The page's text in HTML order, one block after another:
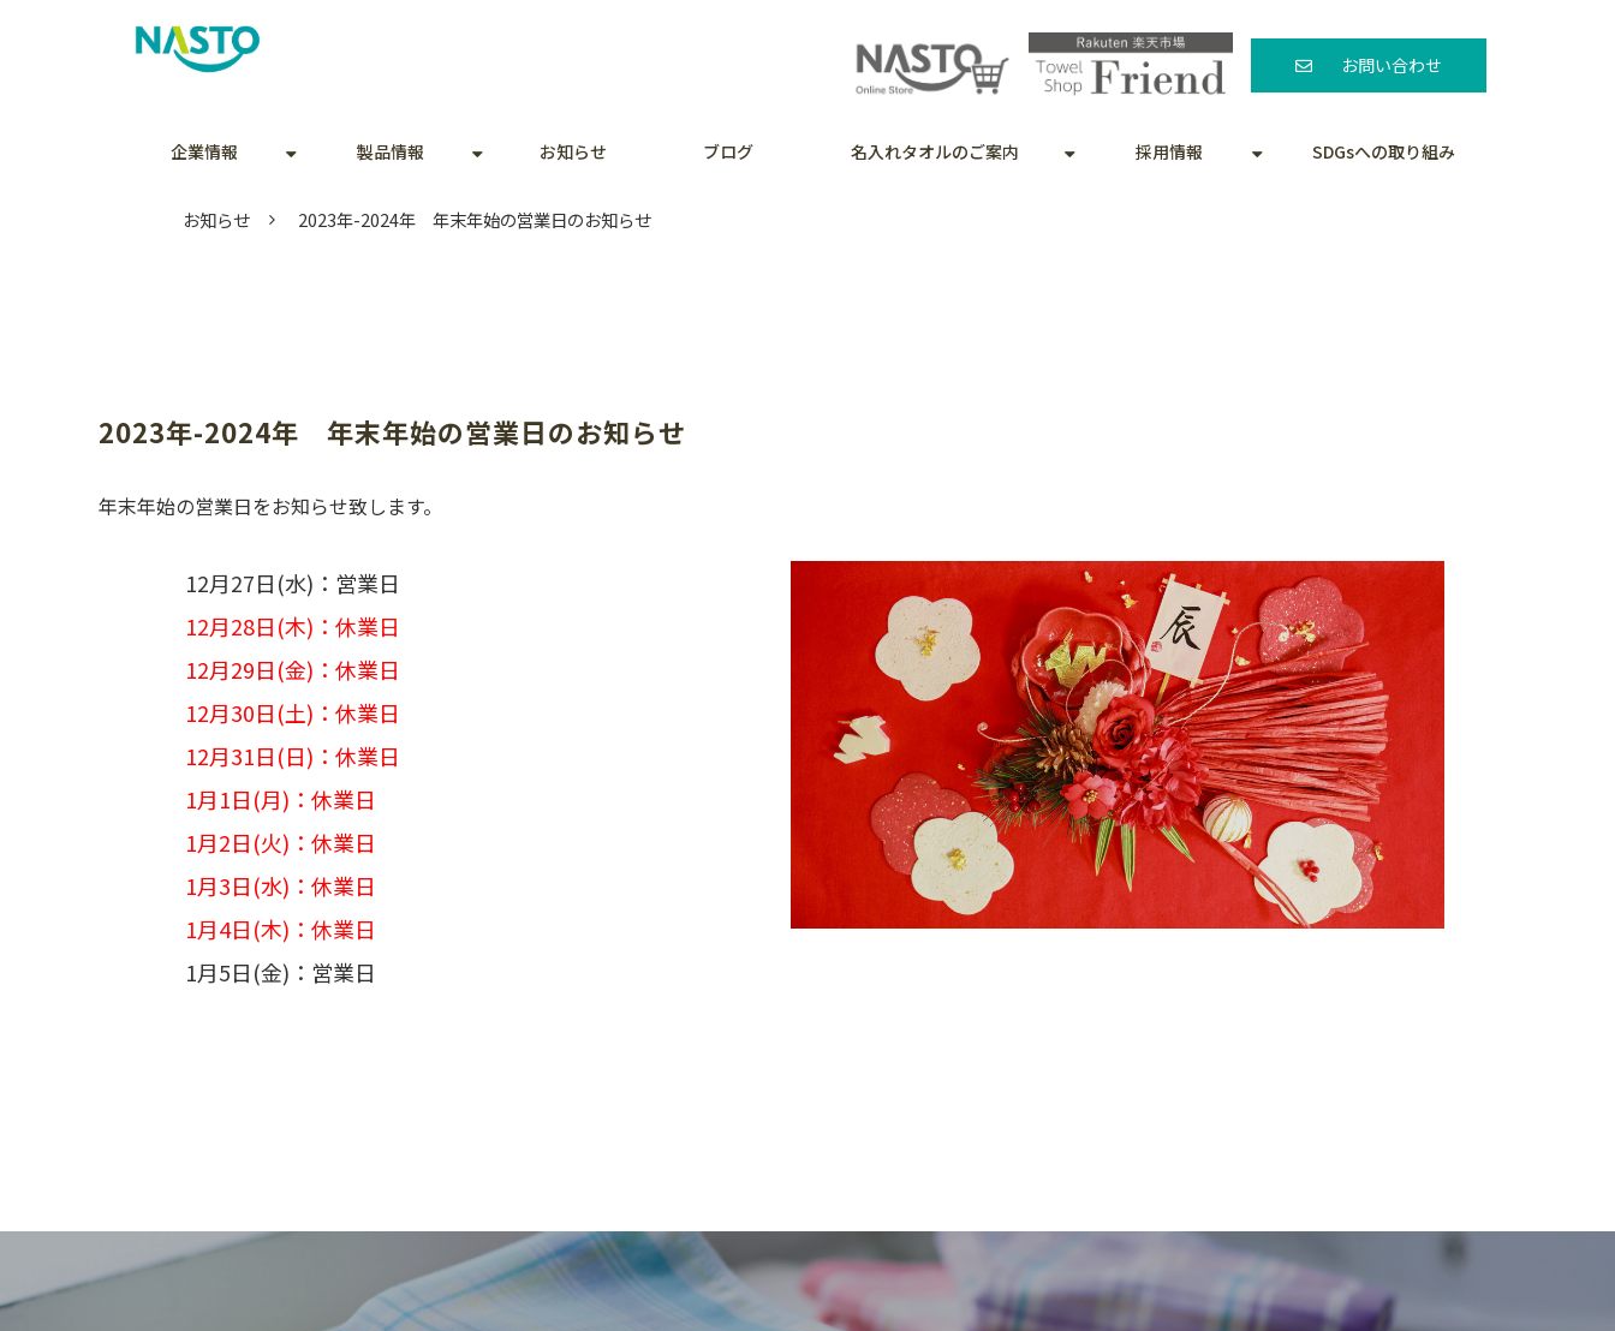
お問い合わせ
企業情報 製品情報 お知らせ ブログ 名入れタオルのご案内 採用情報 SDGsへの取り組み
お知らせ 2023年-2024年 年末年始の営業日のお知らせ
2023年-2024年　年末年始の営業日のお知らせ
年末年始の営業日をお知らせ致します。
12月27日(水)：営業日
12月28日(木)：休業日
12月29日(金)：休業日
12月30日(土)：休業日
12月31日(日)：休業日
1月1日(月)：休業日
1月2日(火)：休業日
1月3日(水)：休業日
1月4日(木)：休業日
1月5日(金)：営業日